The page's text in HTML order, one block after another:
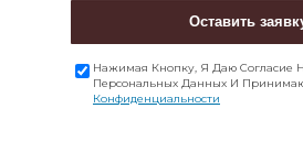
Оставить
Нажимая Кнопку, Я Даю Согласие
Персональных Данных И
Конфиденциальности